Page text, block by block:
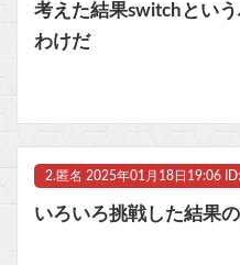
【艦これ＆一般】ふるさと
考えた結果switchとい
わけだ
2. 匿名 2025年01月18日19:06
いろいろ挑戦した結果